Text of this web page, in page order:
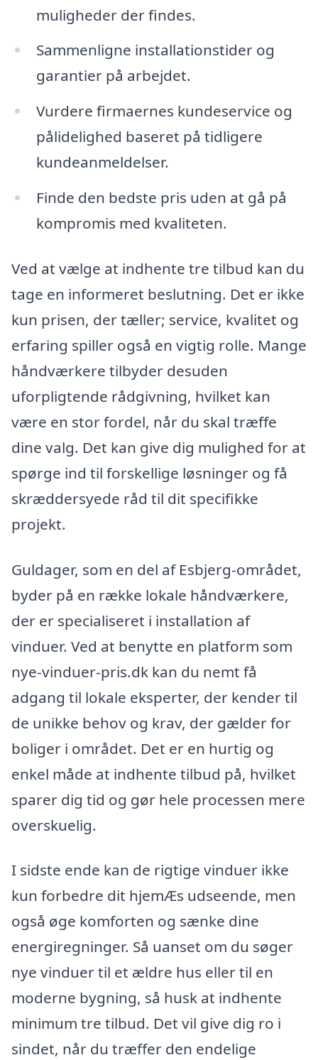
muligheder der findes.
Sammenligne installationstider og
garantier på arbejdet.
Vurdere firmaernes kundeservice og
pålidelighed baseret på tidligere
kundeanmeldelser.
Finde den bedste pris uden at gå på
kompromis med kvaliteten.
Ved at vælge at indhente tre tilbud kan du
tage en informeret beslutning. Det er ikke
kun prisen, der tæller; service, kvalitet og
erfaring spiller også en vigtig rolle. Mange
håndværkere tilbyder desuden
uforpligtende rådgivning, hvilket kan
være en stor fordel, når du skal træffe
dine valg. Det kan give dig mulighed for at
spørge ind til forskellige løsninger og få
skræddersyede råd til dit specifikke
projekt.
Guldager, som en del af Esbjerg-området,
byder på en række lokale håndværkere,
der er specialiseret i installation af
vinduer. Ved at benytte en platform som
nye-vinduer-pris.dk kan du nemt få
adgang til lokale eksperter, der kender til
de unikke behov og krav, der gælder for
boliger i området. Det er en hurtig og
enkel måde at indhente tilbud på, hvilket
sparer dig tid og gør hele processen mere
overskuelig.
I sidste ende kan de rigtige vinduer ikke
kun forbedre dit hjemÆs udseende, men
også øge komforten og sænke dine
energiregninger. Så uanset om du søger
nye vinduer til et ældre hus eller til en
moderne bygning, så husk at indhente
minimum tre tilbud. Det vil give dig ro i
sindet, når du træffer den endelige